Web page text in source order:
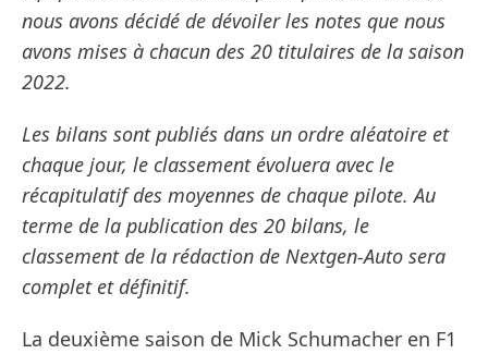
nous avons décidé de dévoiler les notes que nous
avons mises à chacun des 20 titulaires de la saison
2022.
Les bilans sont publiés dans un ordre aléatoire et
chaque jour, le classement évoluera avec le
récapitulatif des moyennes de chaque pilote. Au
terme de la publication des 20 bilans, le
classement de la rédaction de Nextgen-Auto sera
complet et définitif.
La deuxième saison de Mick Schumacher en F1